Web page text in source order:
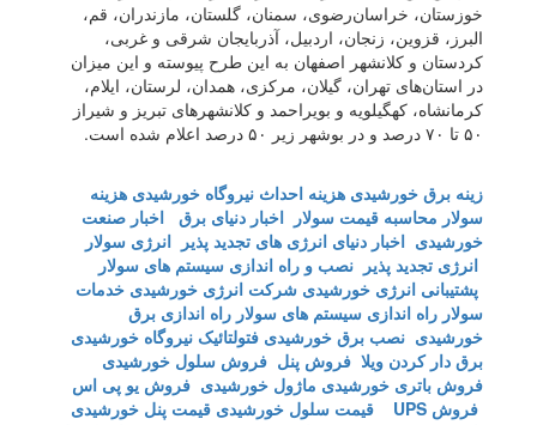
خوزستان، خراسان‌رضوی، سمنان، گلستان، مازندران، قم،
البرز، قزوین، زنجان، اردبیل، آذربایجان شرقی و غربی،
کردستان و کلانشهر اصفهان به این طرح پیوسته و این میزان
در استان‌های تهران، گیلان، مرکزی، همدان، لرستان، ایلام،
کرمانشاه، کهگیلویه و بویراحمد و کلانشهر‌های تبریز و شیراز
۵۰ تا ۷۰ درصد و در بوشهر زیر ۵۰ درصد اعلام شده است.
زینه برق خورشیدی هزینه احداث نیروگاه خورشیدی هزینه
سولار محاسبه قیمت سولار اخبار دنیای برق اخبار صنعت
خورشیدی اخبار دنیای انرژی های تجدید پذیر انرژی سولار
انرژی تجدید پذیر نصب و راه اندازی سیستم های سولار
پشتیبانی انرژی خورشیدی شرکت انرژی خورشیدی خدمات
سولار راه اندازی سیستم های سولار راه اندازی برق
خورشیدی نصب برق خورشیدی فتولتائیک نیروگاه خورشیدی
برق دار کردن ویلا فروش پنل فروش سلول خورشیدی
فروش باتری خورشیدی ماژول خورشیدی فروش یو پی اس
فروش UPS
قیمت سلول خورشیدی قیمت پنل خورشیدی